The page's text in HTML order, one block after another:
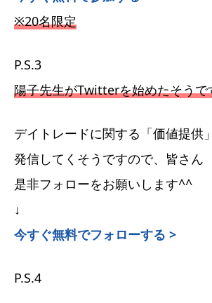
※20名限定
P.S.3
陽子先生がTwitterを始めたそうで
デイトレードに関する「価値提供
発信してくそうですので、皆さん
是非フォローをお願いします^^
↓
今すぐ無料でフォローする >
P.S.4